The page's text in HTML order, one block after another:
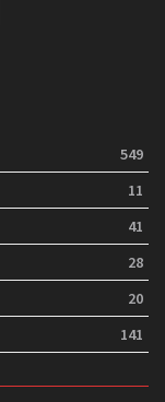
549
11
41
28
20
141